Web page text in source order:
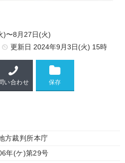
)〜8月27日(火)
更新日 2024年9月3日(火) 15時
い合わせ
方裁判所本庁
年(ケ)第29号